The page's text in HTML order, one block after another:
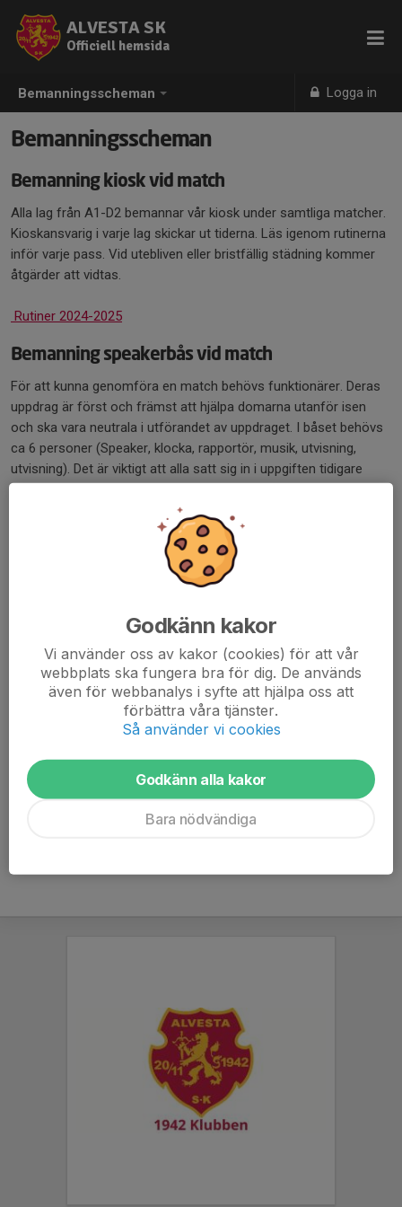
Bemanningsscheman Logga in
ALVESTA SK
Officiell hemsida
Bemanningsscheman
Bemanning kiosk vid match
Alla lag från A1-D2 bemannar vår kiosk under samtliga matcher.
Kioskansvarig i varje lag skickar ut tiderna. Läs igenom rutinerna
inför varje pass. Vid utebliven eller bristfällig städning kommer
åtgärder att vidtas.
Rutiner 2024-2025
Bemanning speakerbås vid match
För att kunna genomföra en match behövs funktionärer. Deras
uppdrag är först och främst att hjälpa domarna utanför isen
och ska vara neutrala i utförandet av uppdraget. I båset behövs
ca 6 personer (Speaker, klocka, rapportör, musik, utvisning,
utvisning). Det är viktigt att alla satt sig in i uppgiften tidigare
samt kommer i god tid före matchstart. Rapportören hälsar på
domarna och ledarna och ser till att matchrapporten blir korrekt
ifylld och signerad. Schema skickas ut av OVR ansvarig i varje
Så här fyller du i ett matchprotokoll
Matchprotokoll för nedladdning A4 sid 1
Matchprotokoll för nedladdning A4 sid 2
Instruktion klockan
ASK låten
ASK låten finns både som intro och hel låt att spela under
samtliga hemmamatcher.
Vårt lejonhjärta slår - CAPS
https://www.dropbox.com/s/allshclftuvw5oo/ASK%20-
%20INTRO.wav?dl=0
https://www.dropbox.com/s/6s03zhdl0rdf163/ASK.wav?dl=0
Godkänn kakor
Vi använder oss av kakor (cookies) för att vår
webbplats ska fungera bra för dig. De används
även för webbanalys i syfte att hjälpa oss att
förbättra våra tjänster.
Så använder vi cookies
Godkänn alla kakor
Bara nödvändiga